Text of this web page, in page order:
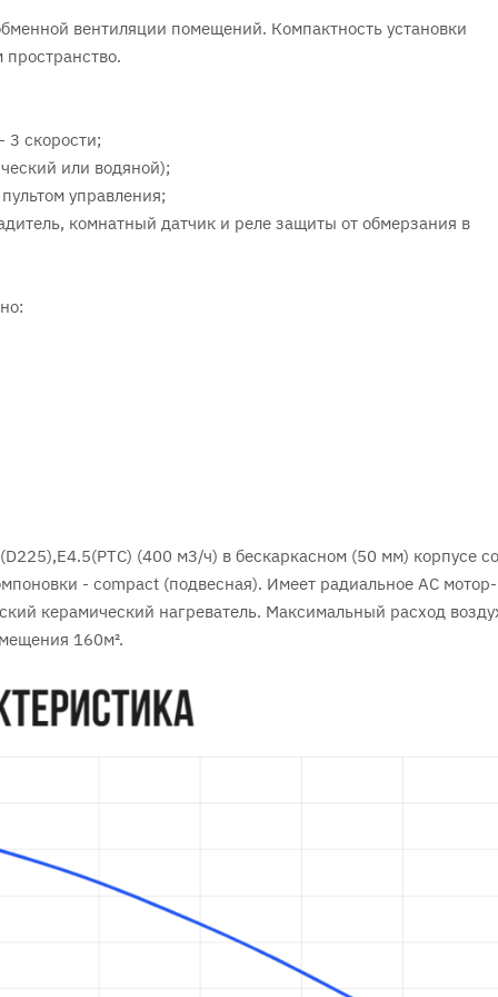
вентиляции помещений. Компактность установки
пространство.
3 скорости;
или водяной);
управления;
комнатный датчик и реле защиты от обмерзания в
(400 м3/ч) в бескаркасном (50 мм) корпусе со
- сompact (подвесная). Имеет радиальное АC мотор-
керамический нагреватель. Максимальный расход
160м².